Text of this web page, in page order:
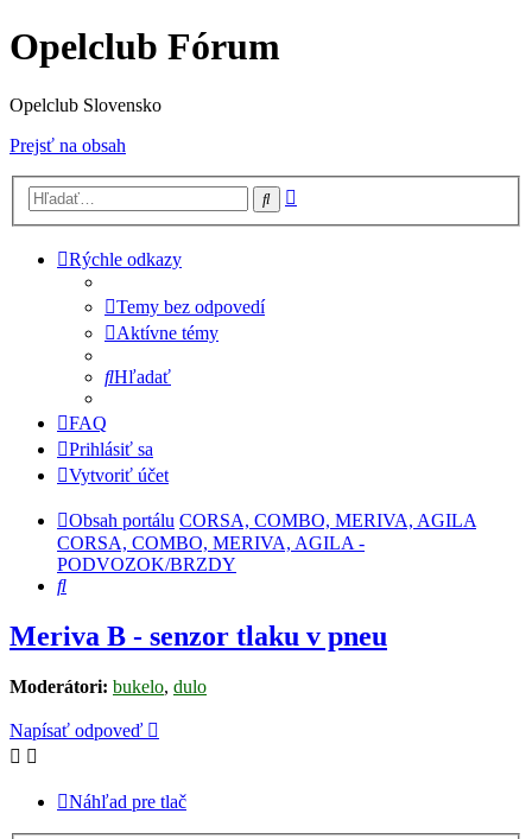
Opelclub Fórum
Opelclub Slovensko
Prejsť na obsah
Hľadať
Rýchle odkazy
Temy bez odpovedí
Aktívne témy
Hľadať
FAQ
Prihlásiť sa
Vytvoriť účet
Obsah portálu CORSA, COMBO, MERIVA, AGILA
CORSA, COMBO, MERIVA, AGILA -
PODVOZOK/BRZDY
Hľadať
Meriva B - senzor tlaku v pneu
Moderátori: bukelo, dulo
Napísať odpoveď
Náhľad pre tlač